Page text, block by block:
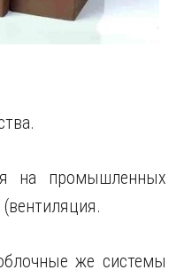
на промышленных
же системы